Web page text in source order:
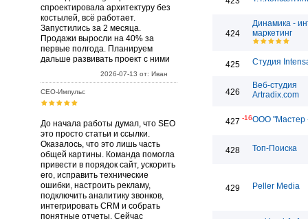
спроектировала архитектуру без
костылей, всё работает.
Запустились за 2 месяца.
Продажи выросли на 40% за
первые полгода. Планируем
дальше развивать проект с ними
2026-07-13 от: Иван
СЕО-Импульс
До начала работы думал, что SEO
это просто статьи и ссылки.
Оказалось, что это лишь часть
общей картины. Команда помогла
привести в порядок сайт, ускорить
его, исправить технические
ошибки, настроить рекламу,
подключить аналитику звонков,
интегрировать CRM и собрать
понятные отчеты. Сейчас
424
Динамика -
маркетинг
425 Студия
426
Веб-студия
Artradix.com
427 -16ООО "Мастер
428 Топ-Поиска
429 Peller Media